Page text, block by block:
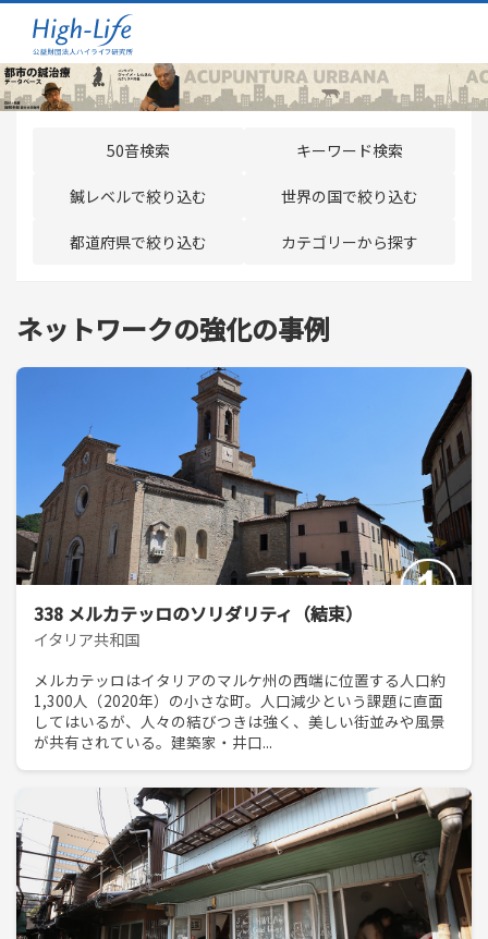
50音検索 キーワード検索
鍼レベルで絞り込む 世界の国で絞り込む
都道府県で絞り込む カテゴリーから探す
ネットワークの強化の事例
338 メルカテッロのソリダリティ（結束）
イタリア共和国
メルカテッロはイタリアのマルケ州の西端に位置する人口約
1,300人（2020年）の小さな町。人口減少という課題に直面
してはいるが、人々の結びつきは強く、美しい街並みや風景
が共有されている。建築家・井口...